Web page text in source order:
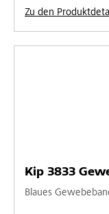
Zu den
Kip 3833
Blaues